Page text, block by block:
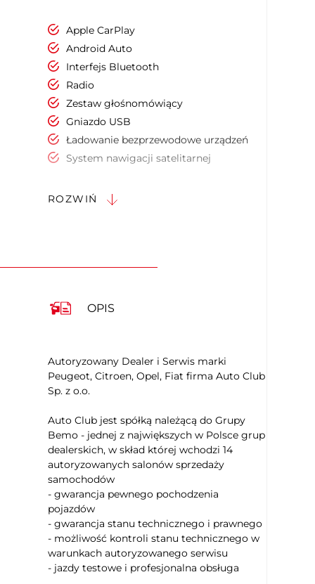
Apple CarPlay
Android Auto
Interfejs Bluetooth
Radio
Zestaw głośnomówiący
Gniazdo USB
Ładowanie bezprzewodowe urządzeń
System nawigacji satelitarnej
Ekran dotykowy
Kierownica skórzana
Kierownica wielofunkcyjna
Uruchamianie silnika bez użycia
kluczyków
Elektryczne szyby przednie
Elektryczne szyby tylne
Przyciemniane tylne szyby
Kontrola odległości z przodu (przy
parkowaniu)
Kontrola odległości z tyłu (przy
parkowaniu)
Kamera parkowania tył
Lusterka boczne ustawiane elektrycznie
Asystent (czujnik) martwego pola
ROZWIŃ
OPIS
Autoryzowany Dealer i Serwis marki
Peugeot, Citroen, Opel, Fiat firma Auto Club
Sp. z o.o.
Auto Club jest spółką należącą do Grupy
Bemo - jednej z największych w Polsce grup
dealerskich, w skład której wchodzi 14
autoryzowanych salonów sprzedaży
samochodów
- gwarancja pewnego pochodzenia
pojazdów
- gwarancja stanu technicznego i prawnego
- możliwość kontroli stanu technicznego w
warunkach autoryzowanego serwisu
- jazdy testowe i profesjonalna obsługa